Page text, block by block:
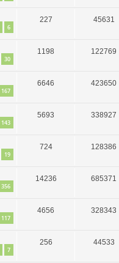
6
227 45631
30
1198 122769
167
6646 423650
143
5693 338927
19
724 128386
356
14236 685371
117
4656 328343
7
256 44533